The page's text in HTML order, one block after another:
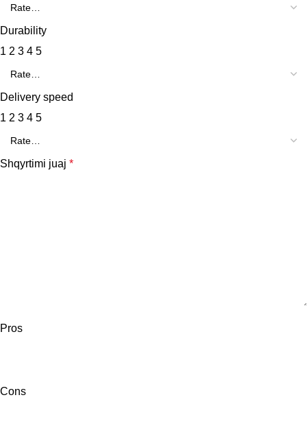
Durability
1 2 3 4 5
Delivery speed
1 2 3 4 5
Shqyrtimi juaj *
Pros
Cons